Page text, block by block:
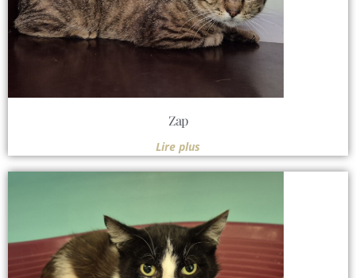
Zap
Lire plus